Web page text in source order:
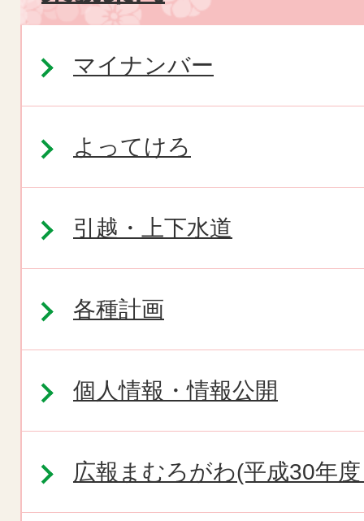
マイナンバー
よってけろ
引越・上下水道
各種計画
個人情報・情報公開
広報まむろがわ(平成30年